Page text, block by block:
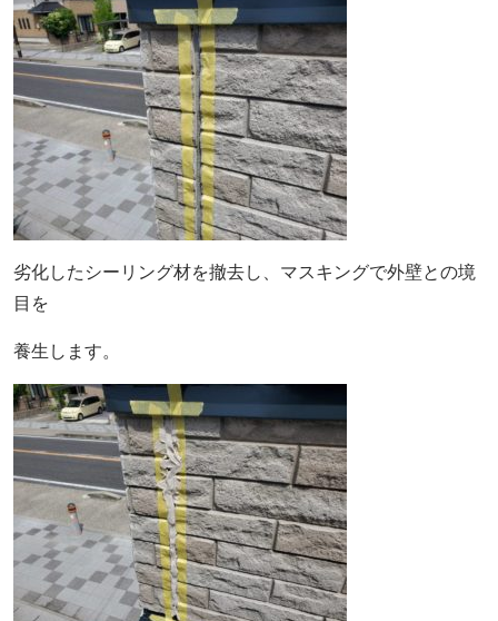
劣化したシーリング材を撤去し、マスキングで外壁との境
目を
養生します。